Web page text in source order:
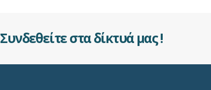
Συνδεθείτε στα δίκτυά μας !